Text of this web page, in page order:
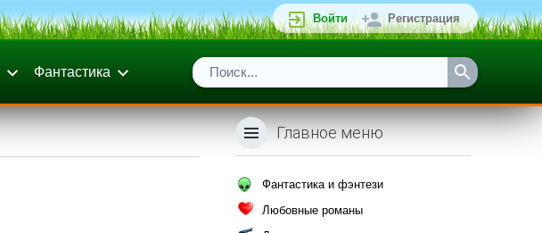
Войти Регистрация
Фантастика
Главное меню
Фантастика и фэнтези
Любовные романы